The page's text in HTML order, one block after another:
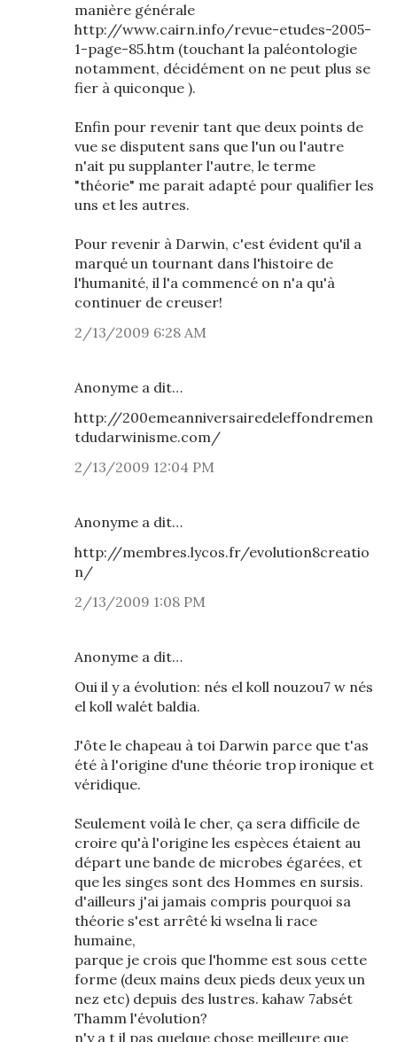
manière générale
http://www.cairn.info/revue-etudes-2005-
1-page-85.htm (touchant la paléontologie
notamment, décidément on ne peut plus se
fier à quiconque ).
Enfin pour revenir tant que deux points de
vue se disputent sans que l'un ou l'autre
n'ait pu supplanter l'autre, le terme
"théorie" me parait adapté pour qualifier les
uns et les autres.
Pour revenir à Darwin, c'est évident qu'il a
marqué un tournant dans l'histoire de
l'humanité, il l'a commencé on n'a qu'à
continuer de creuser!
2/13/2009 6:28 AM
Anonyme a dit…
http://200emeanniversairedeleffondremen
tdudarwinisme.com/
2/13/2009 12:04 PM
Anonyme a dit…
http://membres.lycos.fr/evolution8creatio
n/
2/13/2009 1:08 PM
Anonyme a dit…
Oui il y a évolution: nés el koll nouzou7 w nés
el koll walét baldia.
J'ôte le chapeau à toi Darwin parce que t'as
été à l'origine d'une théorie trop ironique et
véridique.
Seulement voilà le cher, ça sera difficile de
croire qu'à l'origine les espèces étaient au
départ une bande de microbes égarées, et
que les singes sont des Hommes en sursis.
d'ailleurs j'ai jamais compris pourquoi sa
théorie s'est arrêté ki wselna li race
humaine,
parque je crois que l'homme est sous cette
forme (deux mains deux pieds deux yeux un
nez etc) depuis des lustres. kahaw 7absét
Thamm l'évolution?
n'y a t il pas quelque chose meilleure que